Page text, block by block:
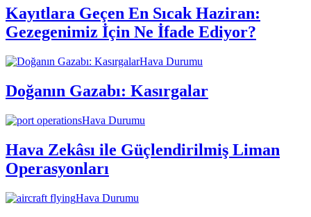
Kayıtlara Geçen En Sıcak Haziran:
Gezegenimiz İçin Ne İfade Ediyor?
Hava Durumu
Doğanın Gazabı: Kasırgalar
Hava Durumu
Hava Zekâsı ile Güçlendirilmiş Liman
Operasyonları
Hava Durumu